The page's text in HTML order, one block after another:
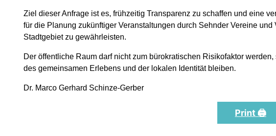
Ziel dieser Anfrage ist es, frühzeitig Transparenz zu schaffen und eine
für die Planung zukünftiger Veranstaltungen durch Sehnder Vereine und
Stadtgebiet zu gewährleisten.
Der öffentliche Raum darf nicht zum bürokratischen Risikofaktor
des gemeinsamen Erlebens und der lokalen Identität bleiben.
Dr. Marco Gerhard Schinze-Gerber
Print 🖨